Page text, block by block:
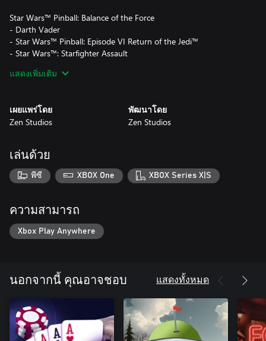
Star Wars™ Pinball: Balance of the Force
- Darth Vader
- Star Wars™ Pinball: Episode VI Return of the Jedi™
- Star Wars™: Starfighter Assault
Star Wars™ Pinball: Heroes Within
- Star Wars™ Pinball: Episode IV A New Hope™
- Star Wars™ Pinball: Masters of the Force
แสดงเพิ่มเติม
เผยแพร่โดย
Zen Studios
พัฒนาโดย
Zen Studios
เล่นด้วย
พีซี XBOX One XBOX Series X|S
ความสามารถ
Xbox Play Anywhere
นอกจากนี้ คุณอาจชอบ แสดงทั้งหมด